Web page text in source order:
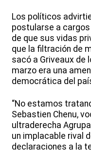
Los políticos
postularse a
de que sus vidas
que la filtración de
sacó a Griveaux de
marzo era una
democrática del
“No estamos
Sebastien Chenu,
ultraderecha
un implacable rival
declaraciones a la